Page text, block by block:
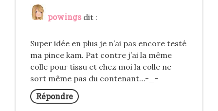
powings dit :
Super idée en plus je n’ai pas encore testé
ma pince kam. Pat contre j’ai la même
colle pour tissu et chez moi la colle ne
sort même pas du contenant…-_-
Répondre